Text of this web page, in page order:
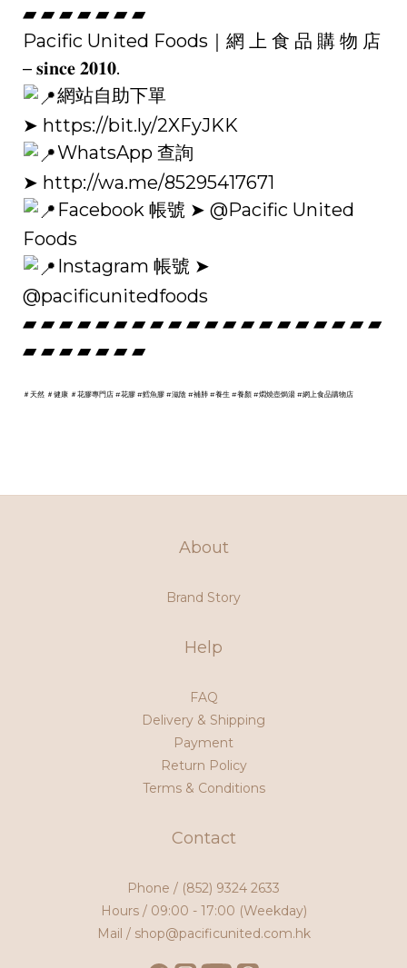
▰ ▰ ▰ ▰ ▰ ▰ ▰
Pacific United Foods｜網 上 食 品 購 物 店
– 𝐬𝐢𝐧𝐜𝐞 𝟐𝟎𝟏𝟎.
網站自助下單
➤ https://bit.ly/2XFyJKK
WhatsApp 查詢
➤ http://wa.me/85295417671
Facebook 帳號 ➤ @Pacific United
Foods
Instagram 帳號 ➤
@pacificunitedfoods
▰ ▰ ▰ ▰ ▰ ▰ ▰ ▰ ▰ ▰ ▰ ▰ ▰ ▰ ▰ ▰ ▰ ▰ ▰ ▰
▰ ▰ ▰ ▰ ▰ ▰ ▰
＃天然 ＃健康 ＃花膠專門店 #花膠 #鱈魚膠 #滋陰 #補肺 #養生 #養顏 #燜燒壺焗湯 #網上食品購物店
About
Brand Story
Help
FAQ
Delivery & Shipping
Payment
Return Policy
Terms & Conditions
Contact
Phone / (852) 9324 2633
Hours / 09:00 - 17:00 (Weekday)
Mail / shop@pacificunited.com.hk